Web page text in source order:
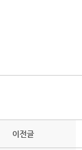
이전글